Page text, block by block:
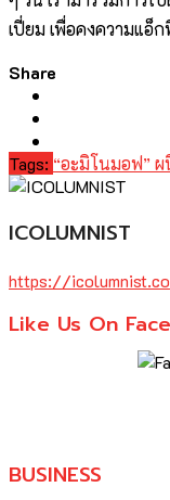
เปี่ยม เพื่อคงความแอ็
Share
Tags: “อะมิโนมอฟ”
ICOLUMNIST
https://icolumnist.co
Like Us On
BUSINESS